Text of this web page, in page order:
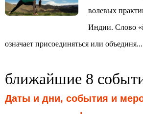
волевых
Индии. Слово
означает присоединяться или объединя...
ближайшие 8
Даты и дни, события и